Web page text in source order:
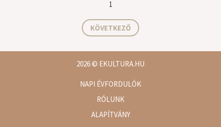
1
KÖVETKEZŐ
2026© EKULTURA.HU
NAPI ÉVFORDULÓK
RÓLUNK
ALAPÍTVÁNY